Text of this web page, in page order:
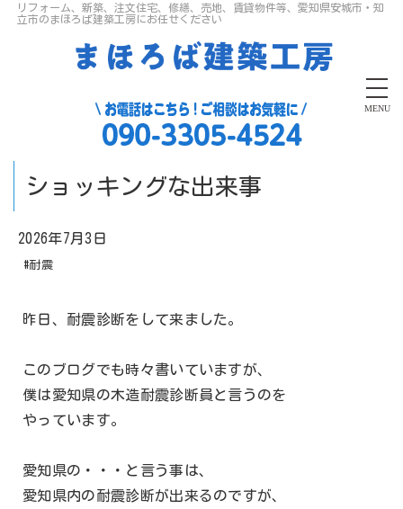
リフォーム、新築、注文住宅、修繕、売地、賃貸物件等、愛知県安城市・知
立市のまほろば建築工房にお任せください
MENU
ショッキングな出来事
2026年7月3日
#耐震
昨日、耐震診断をして来ました。
このブログでも時々書いていますが、
僕は愛知県の木造耐震診断員と言うのを
やっています。
愛知県の・・・と言う事は、
愛知県内の耐震診断が出来るのですが、